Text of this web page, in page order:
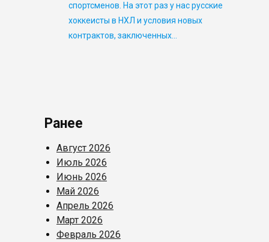
спортсменов. На этот раз у нас русские
хоккеисты в НХЛ и условия новых
контрактов, заключенных…
Ранее
Август 2026
Июль 2026
Июнь 2026
Май 2026
Апрель 2026
Март 2026
Февраль 2026